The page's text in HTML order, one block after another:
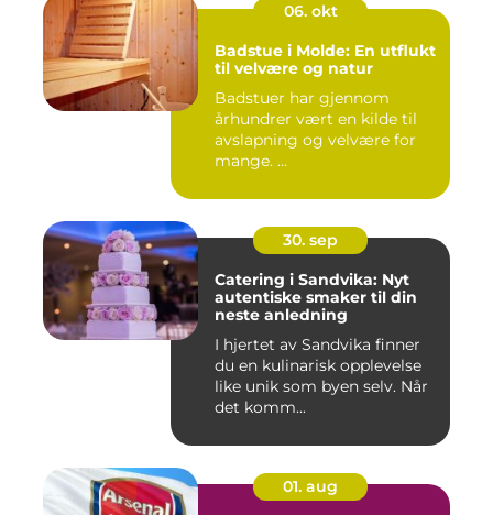
06. okt
Badstue i Molde: En utflukt
til velvære og natur
Badstuer har gjennom
århundrer vært en kilde til
avslapning og velvære for
mange. ...
30. sep
Catering i Sandvika: Nyt
autentiske smaker til din
neste anledning
I hjertet av Sandvika finner
du en kulinarisk opplevelse
like unik som byen selv. Når
det komm...
01. aug